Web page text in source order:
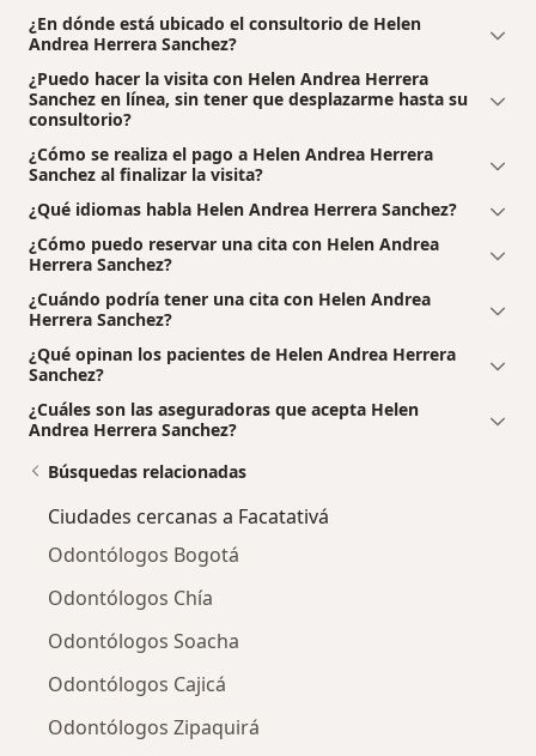
¿En dónde está ubicado el consultorio de Helen
Andrea Herrera Sanchez?
¿Puedo hacer la visita con Helen Andrea Herrera
Sanchez en línea, sin tener que desplazarme hasta su
consultorio?
¿Cómo se realiza el pago a Helen Andrea Herrera
Sanchez al finalizar la visita?
¿Qué idiomas habla Helen Andrea Herrera Sanchez?
¿Cómo puedo reservar una cita con Helen Andrea
Herrera Sanchez?
¿Cuándo podría tener una cita con Helen Andrea
Herrera Sanchez?
¿Qué opinan los pacientes de Helen Andrea Herrera
Sanchez?
¿Cuáles son las aseguradoras que acepta Helen
Andrea Herrera Sanchez?
Búsquedas relacionadas
Ciudades cercanas a Facatativá
Odontólogos Bogotá
Odontólogos Chía
Odontólogos Soacha
Odontólogos Cajicá
Odontólogos Zipaquirá